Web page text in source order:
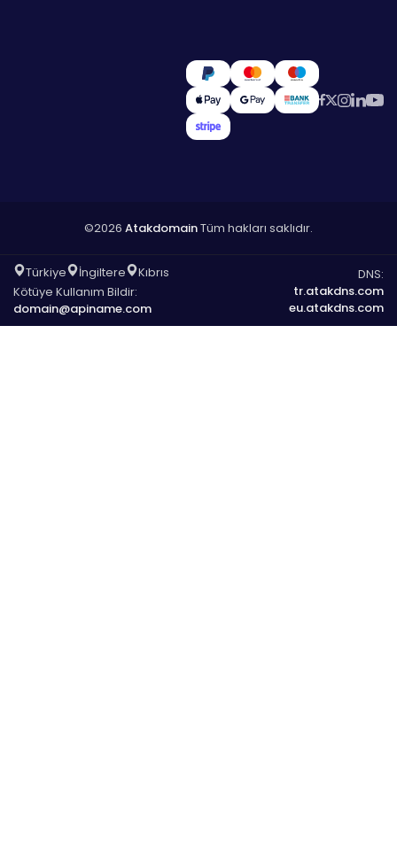
©2026 AtakdomainTüm hakları saklıdır.
Türkiye İngiltere
Kıbrıs
Kötüye Kullanım Bildir:
domain@apiname.com
DNS:
tr.atakdns.com
eu.atakdns.com